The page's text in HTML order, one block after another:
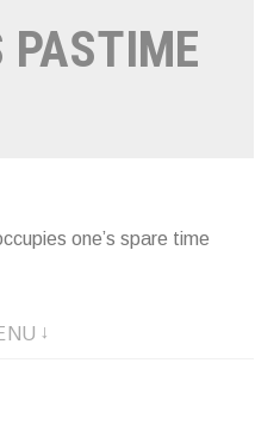
PASTIME
one’s spare time